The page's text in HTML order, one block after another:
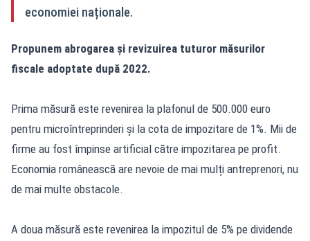
economiei naționale.
Propunem abrogarea și revizuirea tuturor măsurilor
fiscale adoptate după 2022.
Prima măsură este revenirea la plafonul de 500.000 euro
pentru microîntreprinderi și la cota de impozitare de 1%. Mii de
firme au fost împinse artificial către impozitarea pe profit.
Economia românească are nevoie de mai mulți antreprenori, nu
de mai multe obstacole.
A doua măsură este revenirea la impozitul de 5% pe dividende